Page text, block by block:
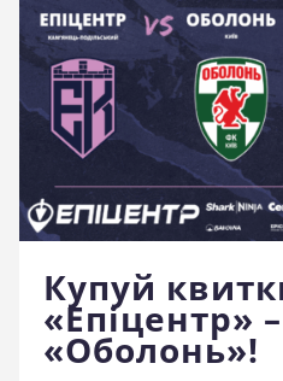
Новини
Команда
Матчі 2026/
Фото
Історія
Клуб
Фан-шоп
Правила
стадіоні
Купуй
«Епіцентр» –
«Оболонь»!